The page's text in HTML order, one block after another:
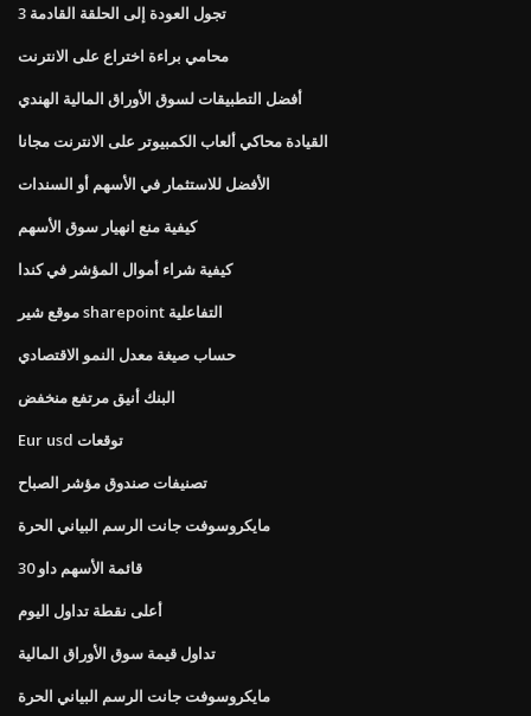
تجول العودة إلى الحلقة القادمة 3
محامي براءة اختراع على الانترنت
أفضل التطبيقات لسوق الأوراق المالية الهندي
القيادة محاكي ألعاب الكمبيوتر على الانترنت مجانا
الأفضل للاستثمار في الأسهم أو السندات
كيفية منع انهيار سوق الأسهم
كيفية شراء أموال المؤشر في كندا
موقع شير sharepoint التفاعلية
حساب صيغة معدل النمو الاقتصادي
البنك أنيق مرتفع منخفض
Eur usd توقعات
تصنيفات صندوق مؤشر الصباح
مايكروسوفت جانت الرسم البياني الحرة
قائمة الأسهم داو 30
أعلى نقطة تداول اليوم
تداول قيمة سوق الأوراق المالية
مايكروسوفت جانت الرسم البياني الحرة